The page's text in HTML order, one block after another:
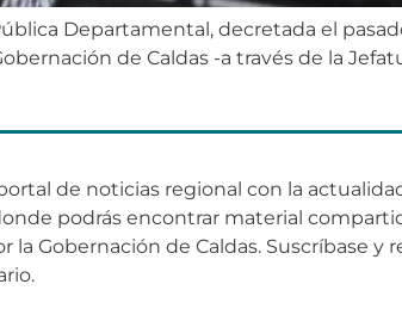
Departamental, decretada el
de Caldas -a través de la
de noticias regional con la
podrás encontrar material
la Gobernación de Caldas. Suscríbase y